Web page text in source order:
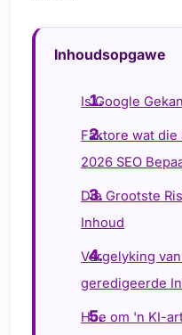
Inhoudsopgawe
Is Google
Faktore wat
2026 SEO
Die Grootste
Inhoud
Vergelyking
geredigeerde
Hoe om 'n KI-